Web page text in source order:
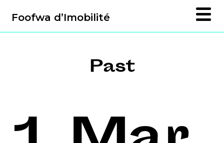
Foofwa d’Imobilité
Past